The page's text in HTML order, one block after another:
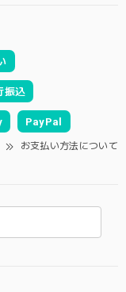
振込
PayPal
お支払い方法について